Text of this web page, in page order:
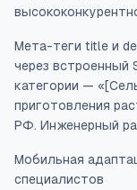
Мета-теги title и
через встроенный
категории —
приготовления
РФ. Инженерный
Мобильная
специалистов